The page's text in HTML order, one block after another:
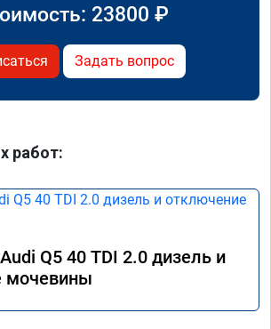
23800 ₽
Задать вопрос
работ:
Q5 40 TDI 2.0 дизель и
мочевины